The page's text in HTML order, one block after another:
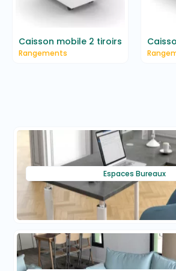
Rangements
Caisson mobile 2 tiroirs
Espaces Bureaux